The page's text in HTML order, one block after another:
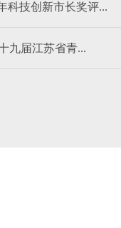
科技创新市长奖评...
九届江苏省青...